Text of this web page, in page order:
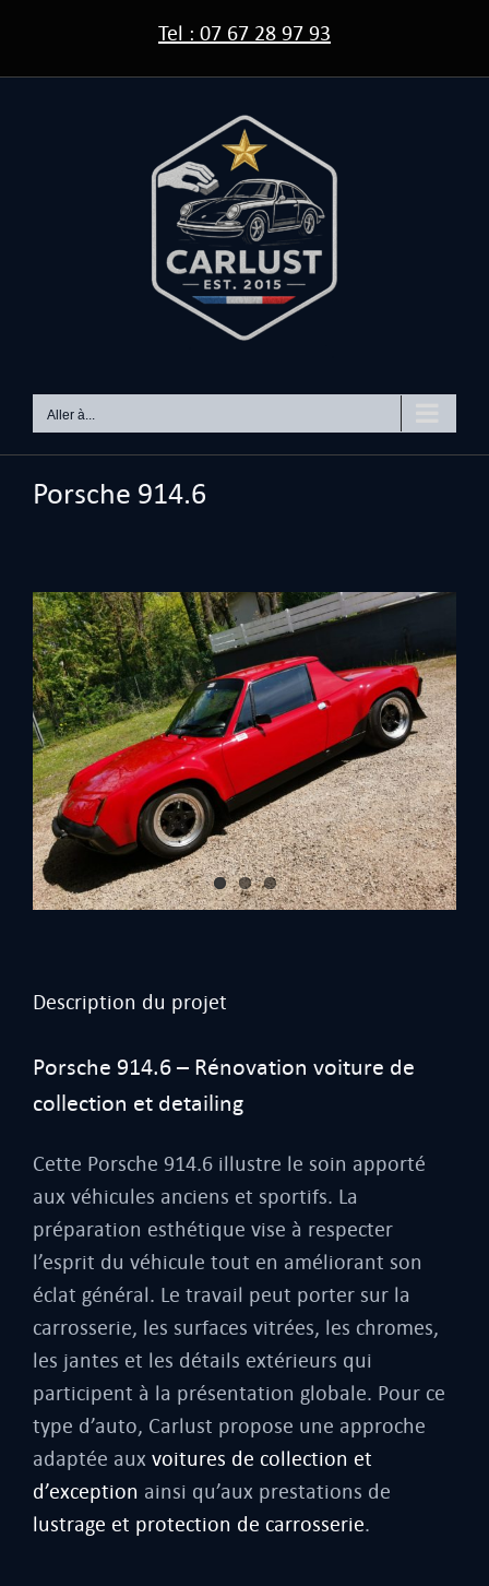
contenu
Tel : 07 67 28 97 93
Aller à...
Porsche 914.6
View
Larger
Image
Description du projet
Porsche 914.6 – Rénovation voiture de
collection et detailing
Cette Porsche 914.6 illustre le soin apporté
aux véhicules anciens et sportifs. La
préparation esthétique vise à respecter
l’esprit du véhicule tout en améliorant son
éclat général. Le travail peut porter sur la
carrosserie, les surfaces vitrées, les chromes,
les jantes et les détails extérieurs qui
participent à la présentation globale. Pour ce
type d’auto, Carlust propose une approche
adaptée aux voitures de collection et
d’exception ainsi qu’aux prestations de
lustrage et protection de carrosserie.